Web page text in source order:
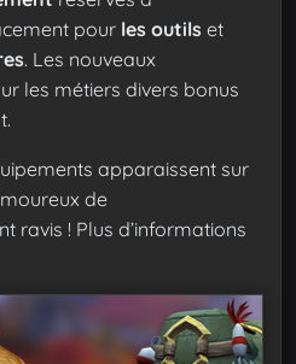
pour les outils et
. Les nouveaux
les métiers divers bonus
apparaissent sur
de
ravis ! Plus d’informations